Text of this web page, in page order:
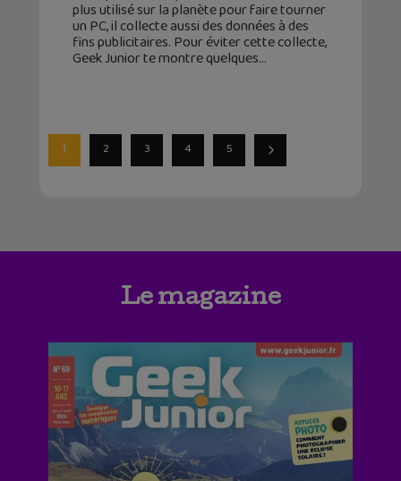
plus utilisé sur la planète pour faire tourner
un PC, il collecte aussi des données à des
fins publicitaires. Pour éviter cette collecte,
Geek Junior te montre quelques
1 2 3 4 5
Le magazine